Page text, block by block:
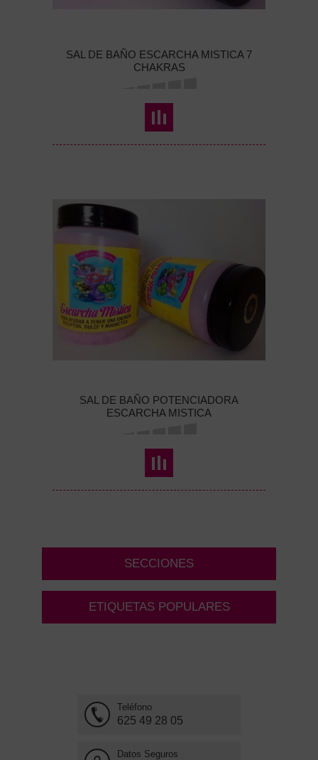
SAL DE BAÑO ESCARCHA MISTICA 7
CHAKRAS
SAL DE BAÑO POTENCIADORA
ESCARCHA MISTICA
SECCIONES
ETIQUETAS POPULARES
Teléfono
625 49 28 05
Datos Seguros